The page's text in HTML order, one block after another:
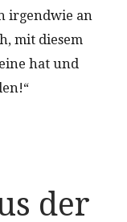
irgendwie an
mit diesem
hat und
der